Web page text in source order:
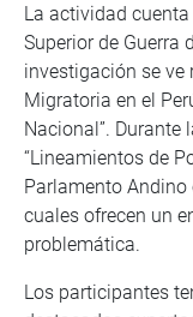
La actividad
Superior de Guerra
investigación se ve
Migratoria en el
Nacional”. Durante
“Lineamientos de
Parlamento Andino
cuales ofrecen un
problemática.
Los participantes